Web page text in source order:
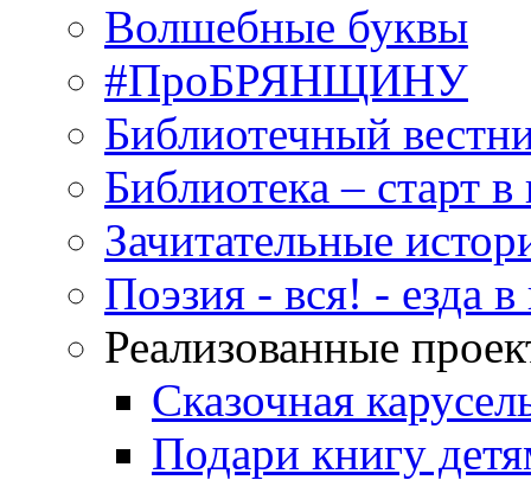
Волшебные буквы
#ПроБРЯНЩИНУ
Библиотечный
Библиотека – старт
Зачитательные
Поэзия - вся! - езда в
Реализованные
Сказочная
Подари книгу